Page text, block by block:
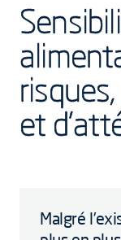
et
Malgré